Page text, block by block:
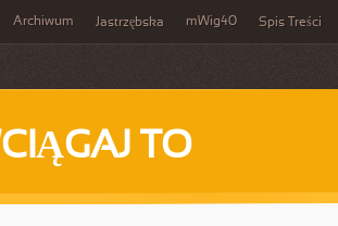
Archiwum Jastrzębska mWig40 Spis Treści
TO